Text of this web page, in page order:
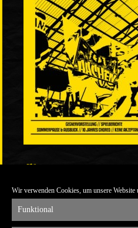
Wir verwenden Cookies, um unsere Website
Funktional
ULTRABLOG DER YELLOW
ALEMANNIA VERKAUFT MAN